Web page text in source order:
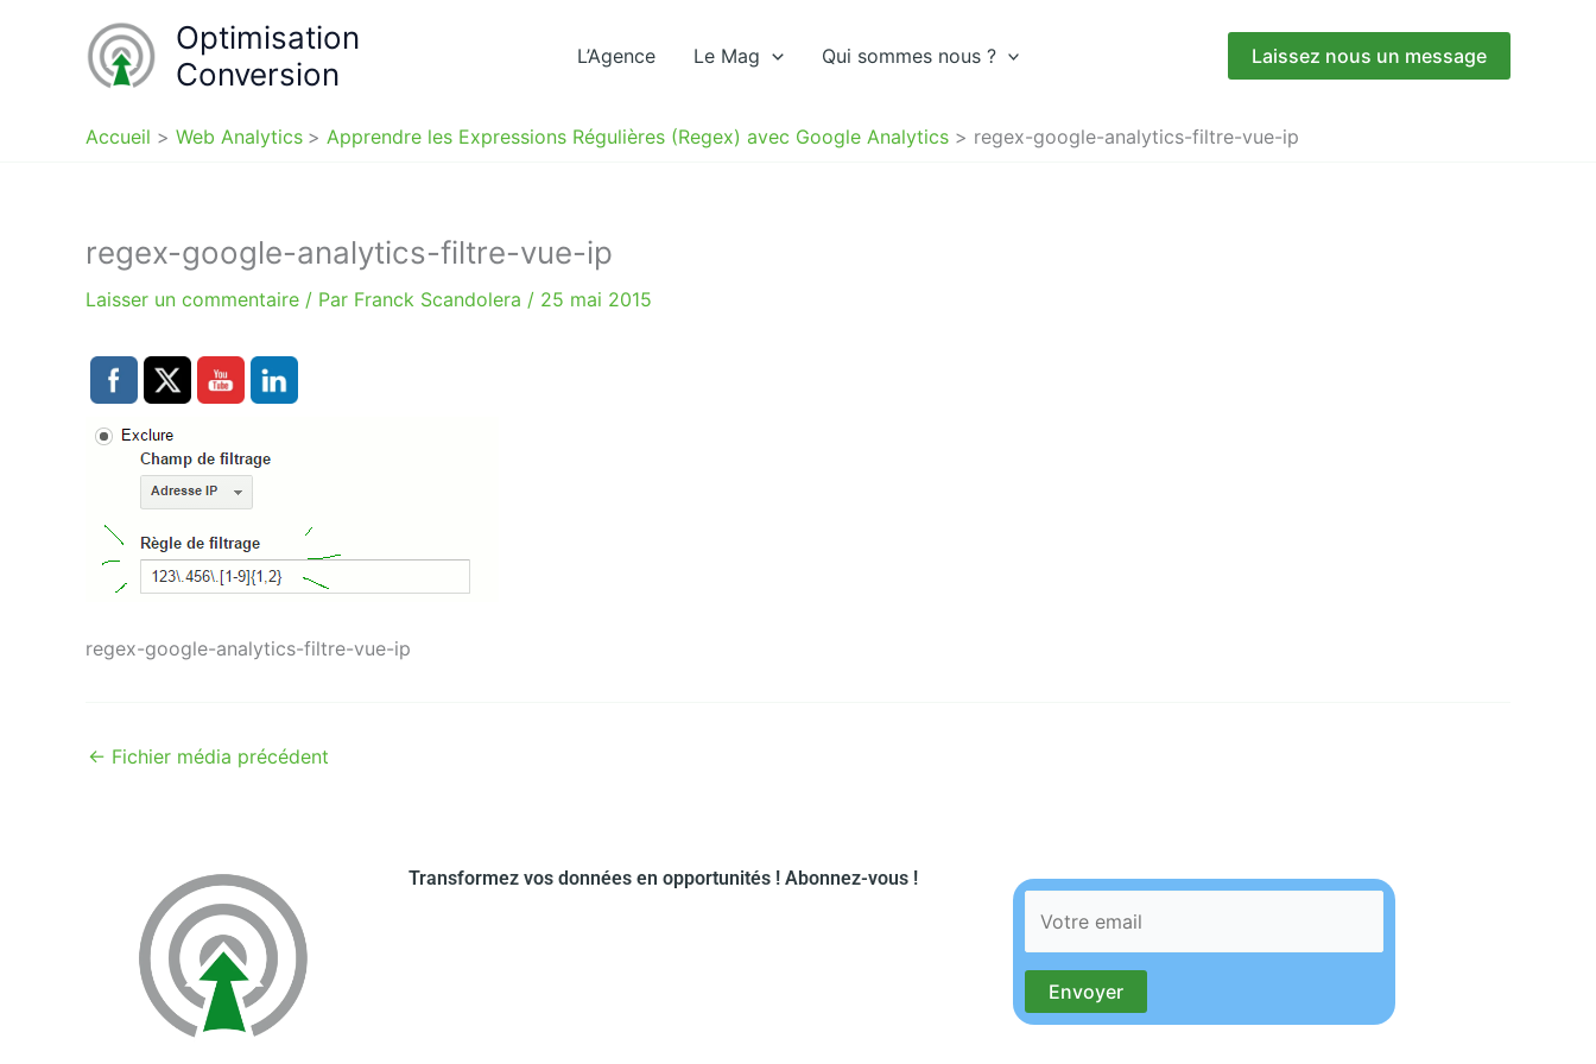
Optimisation
Conversion
L’Agence Le Mag Qui sommes nous ? Laissez nous un message
Accueil Web Analytics Apprendre les Expressions Régulières (Regex) avec Google Analytics regex-google-analytics-filtre-vue-ip
regex-google-analytics-filtre-vue-ip
Laisser un commentaire / Par Franck Scandolera / 25 mai 2015
regex-google-analytics-filtre-vue-ip
← Fichier média précédent
Transformez vos données en opportunités ! Abonnez-vous !​